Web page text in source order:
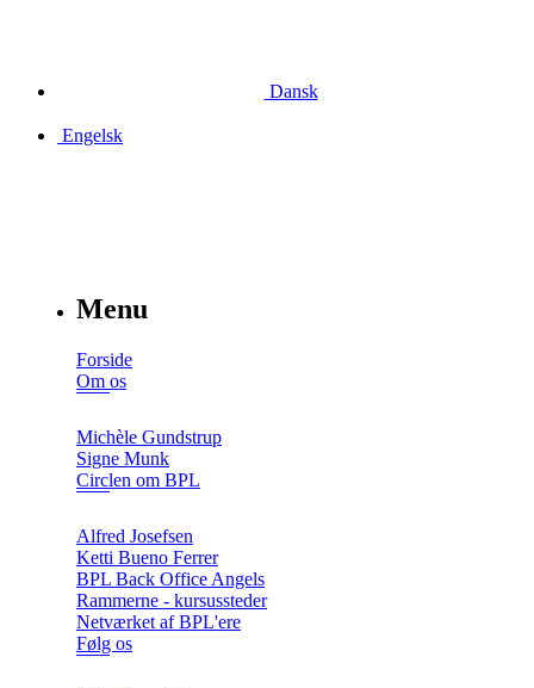
Dansk
Engelsk
Menu
Forside
Om os
Michèle Gundstrup
Signe Munk
Circlen om BPL
Alfred Josefsen
Ketti Bueno Ferrer
BPL Back Office Angels
Rammerne - kursussteder
Netværket af BPL'ere
Følg os